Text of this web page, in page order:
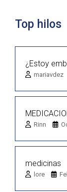
Top hilos
¿Estoy
mariavdez
Rinn
medicinas
lore